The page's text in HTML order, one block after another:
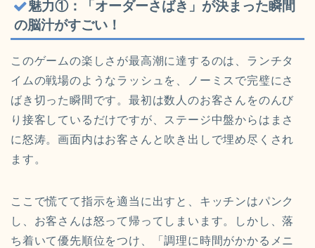
魅力①：「オーダーさばき」が決まった瞬間
の脳汁がすごい！
このゲームの楽しさが最高潮に達するのは、ランチタ
イムの戦場のようなラッシュを、ノーミスで完璧にさ
ばき切った瞬間です。最初は数人のお客さんをのんび
り接客しているだけですが、ステージ中盤からはまさ
に怒涛。画面内はお客さんと吹き出しで埋め尽くされ
ます。
ここで慌てて指示を適当に出すと、キッチンはパンク
し、お客さんは怒って帰ってしまいます。しかし、落
ち着いて優先順位をつけ、「調理に時間がかかるメニ